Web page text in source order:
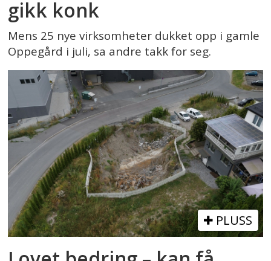
gikk konk
Mens 25 nye virksomheter dukket opp i gamle
Oppegård i juli, sa andre takk for seg.
PLUSS